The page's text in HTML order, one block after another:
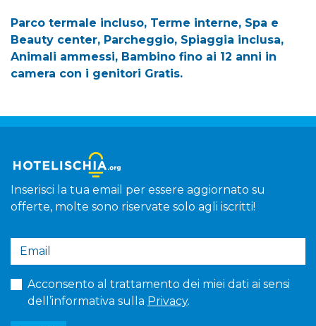
Parco termale incluso, Terme interne, Spa e
Beauty center, Parcheggio, Spiaggia inclusa,
Animali ammessi, Bambino fino ai 12 anni in
camera con i genitori Gratis.
Inserisci la tua email per essere aggiornato su
offerte, molte sono riservate solo agli iscritti!
Acconsento al trattamento dei miei dati ai sensi
dell’informativa sulla Privacy.